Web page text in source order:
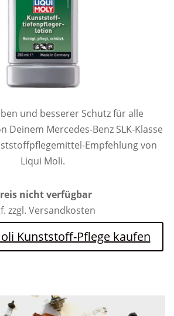
und besserer Schutz für alle
Deinem Mercedes-Benz SLK-Klasse
Empfehlung von
Liqui Moli.
nicht verfügbar
zzgl. Versandkosten
Kunststoff-Pflege kaufen